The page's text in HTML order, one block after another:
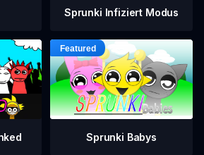
Sprunki Infiziert Modus
Sprunki Babys